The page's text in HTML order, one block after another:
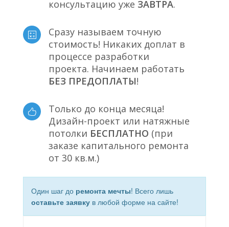
консультацию уже ЗАВТРА.
Сразу называем точную
стоимость! Никаких доплат в
процессе разработки
проекта. Начинаем работать
БЕЗ ПРЕДОПЛАТЫ!
Только до конца месяца!
Дизайн-проект или натяжные
потолки БЕСПЛАТНО (при
заказе капитального ремонта
от 30 кв.м.)
Один шаг до ремонта мечты! Всего лишь
оставьте заявку в любой форме на сайте!